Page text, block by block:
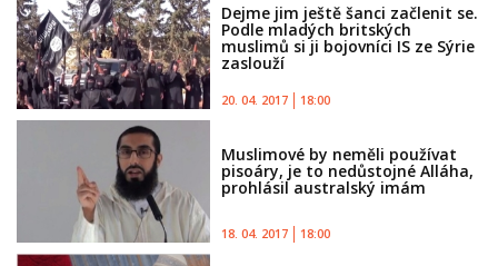
Dejme jim ještě šanci začlenit se.
Podle mladých britských
muslimů si ji bojovníci IS ze Sýrie
zaslouží
20. 04. 2017 18:00
Muslimové by neměli používat
pisoáry, je to nedůstojné Alláha,
prohlásil australský imám
18. 04. 2017 18:00